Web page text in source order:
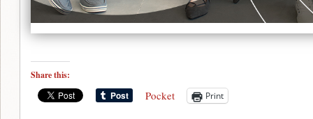
Share this:
Pocket Print